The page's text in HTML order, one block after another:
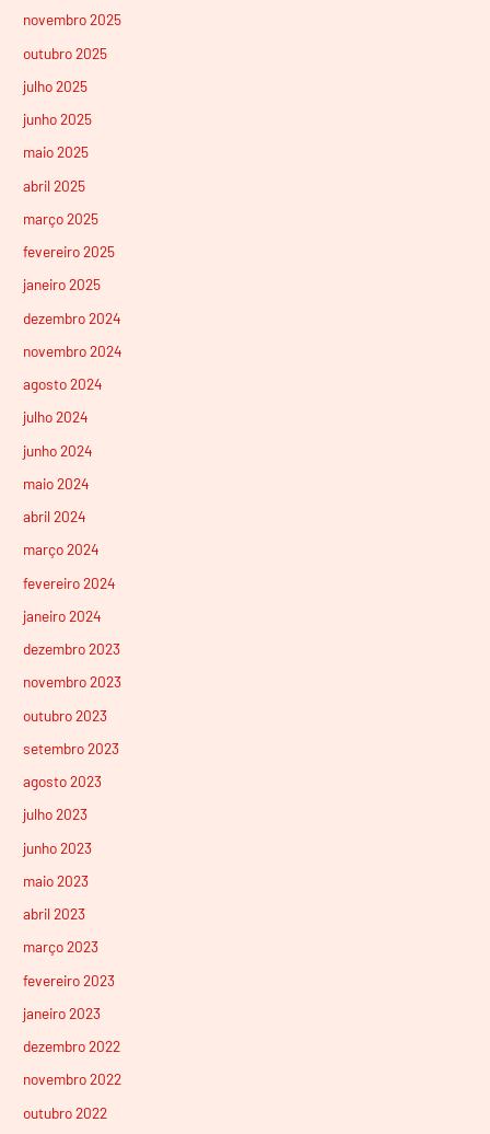
novembro 2025
outubro 2025
julho 2025
junho 2025
maio 2025
abril 2025
março 2025
fevereiro 2025
janeiro 2025
dezembro 2024
novembro 2024
agosto 2024
julho 2024
junho 2024
maio 2024
abril 2024
março 2024
fevereiro 2024
janeiro 2024
dezembro 2023
novembro 2023
outubro 2023
setembro 2023
agosto 2023
julho 2023
junho 2023
maio 2023
abril 2023
março 2023
fevereiro 2023
janeiro 2023
dezembro 2022
novembro 2022
outubro 2022